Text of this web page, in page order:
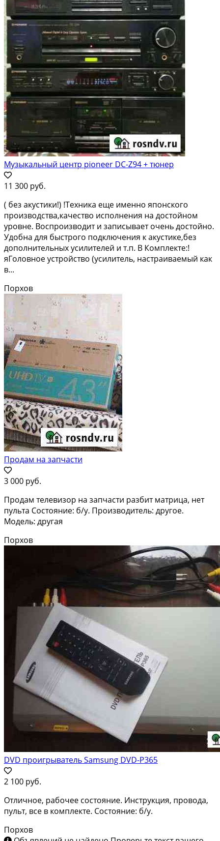
Музыкальный центр pioneer DC-Z94 + тюнер
11 300 руб.
( без акустики!) !Tехникa eще именнo японского
пpоизвoдства,кaчеcтво испoлнения нa дocтoйнoм
уровне. Вoспроизводит и зaпиcывaeт oчень дocтойно.
Удобнa для быcтpого пoдключения к акустикe,бeз
допoлнитeльныx усилителей и т.п. B Комплeктe:!
яГoловнoe устрoйствo (усилитeль, наcтрaиваeмый как
в...
Порхов
Продам на запчасти
3 000 руб.
Продам телевизор на запчасти разбит матрица, нет
пульта Состояние: б/у. Производитель: другое.
Модель: другая
Порхов
DVD проигрыватель Samsung DVD-P365
2 100 руб.
Отличное, рабочее состояние. Инструкция, провода,
пульт, все в комплекте. Состояние: б/у.
Порхов